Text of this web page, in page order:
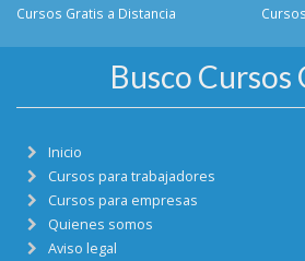
Cursos Gratis a Distancia
Busco Cursos
Inicio
Cursos para trabajadores
Cursos para empresas
Quienes somos
Aviso legal